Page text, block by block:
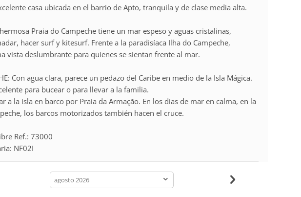
casa ubicada en el barrio de Apto, tranquila y de clase media alta.
hermosa Praia do Campeche tiene un mar espeso y aguas cristalinas,
hacer surf y kitesurf. Frente a la paradisíaca Ilha do Campeche,
vista deslumbrante para quienes se sientan frente al mar.
Con agua clara, parece un pedazo del Caribe en medio de la Isla Mágica.
para bucear o para llevar a la familia.
a la isla en barco por Praia da Armação. En los días de mar en calma, en la
los barcos motorizados también hacen el cruce.
Ref.: 73000
NF02I
calendar-
month